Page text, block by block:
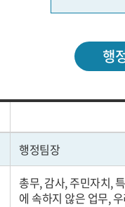
행
행정팀장
총무, 감사, 주민자치,
에 속하지 않은 업무,